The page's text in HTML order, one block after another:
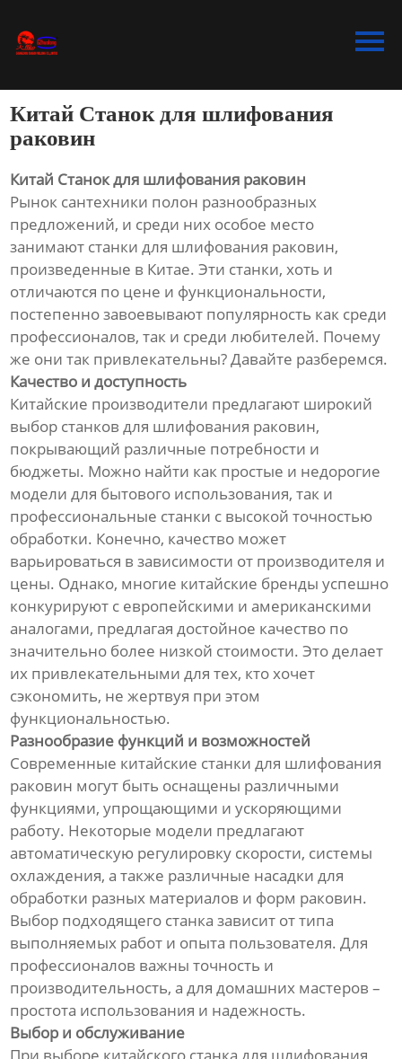
Bидео
О Hас
Контакты
Китай Станок для шлифования
раковин
Китай Станок для шлифования раковин
Рынок сантехники полон разнообразных
предложений, и среди них особое место
занимают станки для шлифования раковин,
произведенные в Китае. Эти станки, хоть и
отличаются по цене и функциональности,
постепенно завоевывают популярность как среди
профессионалов, так и среди любителей. Почему
же они так привлекательны? Давайте разберемся.
Качество и доступность
Китайские производители предлагают широкий
выбор станков для шлифования раковин,
покрывающий различные потребности и
бюджеты. Можно найти как простые и недорогие
модели для бытового использования, так и
профессиональные станки с высокой точностью
обработки. Конечно, качество может
варьироваться в зависимости от производителя и
цены. Однако, многие китайские бренды успешно
конкурируют с европейскими и американскими
аналогами, предлагая достойное качество по
значительно более низкой стоимости. Это делает
их привлекательными для тех, кто хочет
сэкономить, не жертвуя при этом
функциональностью.
Разнообразие функций и возможностей
Современные китайские станки для шлифования
раковин могут быть оснащены различными
функциями, упрощающими и ускоряющими
работу. Некоторые модели предлагают
автоматическую регулировку скорости, системы
охлаждения, а также различные насадки для
обработки разных материалов и форм раковин.
Выбор подходящего станка зависит от типа
выполняемых работ и опыта пользователя. Для
профессионалов важны точность и
производительность, а для домашних мастеров –
простота использования и надежность.
Выбор и обслуживание